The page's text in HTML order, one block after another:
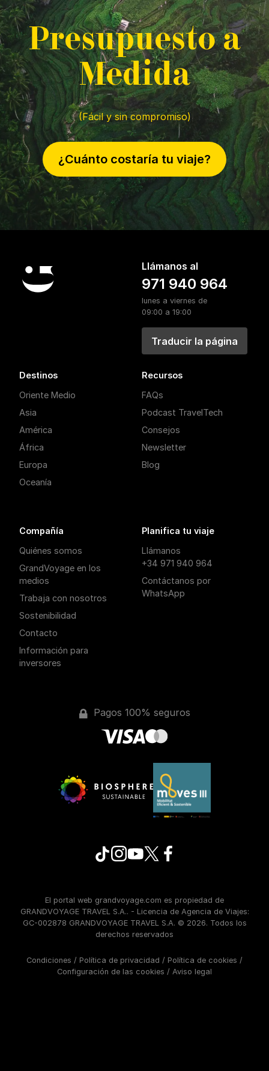
Presupuesto a
Medida
(Fácil y sin compromiso)
¿Cuánto costaría tu viaje?
Llámanos al
971 940 964
lunes a viernes de
09:00 a 19:00
Traducir la página
Destinos
Oriente Medio
Asia
América
África
Europa
Oceanía
Recursos
FAQs
Podcast TravelTech
Consejos
Newsletter
Blog
Compañía
Quiénes somos
GrandVoyage en los
medios
Trabaja con nosotros
Sostenibilidad
Contacto
Información para
inversores
Planifica tu viaje
Llámanos
+34 971 940 964
Contáctanos por
WhatsApp
Pagos 100% seguros
El portal web grandvoyage.com es propiedad de
GRANDVOYAGE TRAVEL S.A.. - Licencia de Agencia de Viajes:
GC-002878 GRANDVOYAGE TRAVEL S.A. © 2026. Todos los
derechos reservados
Condiciones / Política de privacidad / Política de cookies /
Configuración de las cookies / Aviso legal